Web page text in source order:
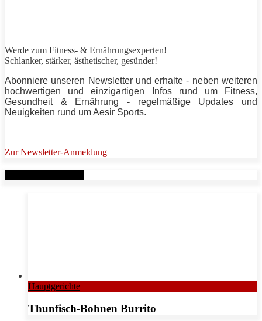
Werde zum Fitness- & Ernährungsexperten!
Schlanker, stärker, ästhetischer, gesünder!
Abonniere unseren Newsletter und erhalte - neben weiteren
hochwertigen und einzigartigen Infos rund um Fitness,
Gesundheit & Ernährung - regelmäßige Updates und
Neuigkeiten rund umAesir Sports.
Zur Newsletter-Anmeldung
Hauptgerichte
Thunfisch-Bohnen Burrito